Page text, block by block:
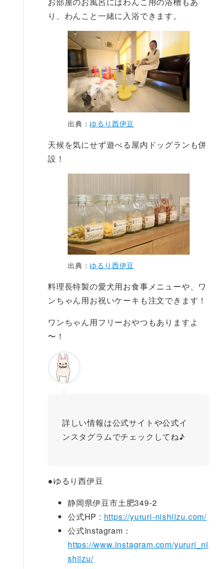
り、わんこと一緒に入浴できます。
出典： ゆるり西伊豆
天候を気にせず遊べる屋内ドッグランも併
設！
出典： ゆるり西伊豆
料理長特製の愛犬用お食事メニューや、ワ
ンちゃん用お祝いケーキも注文できます！
ワンちゃん用フリーおやつもありますよ
〜！
詳しい情報は公式サイトや公式イ
ンスタグラムでチェックしてね♪
●ゆるり西伊豆
静岡県伊豆市土肥349-2
公式HP : https://yururi-nishiizu.com/
公式Instagram：
https://www.instagram.com/yururi_ni
shiizu/